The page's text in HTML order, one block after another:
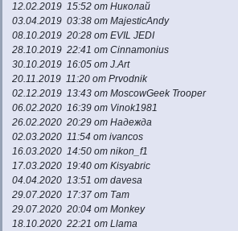
12.02.2019 15:52 от Николай
03.04.2019 03:38 от MajesticAndy
08.10.2019 20:28 от EVIL JEDI
28.10.2019 22:41 от Cinnamonius
30.10.2019 16:05 от J.Art
20.11.2019 11:20 от Prvodnik
02.12.2019 13:43 от MoscowGeek Trooper
06.02.2020 16:39 от Vinok1981
26.02.2020 20:29 от Надежда
02.03.2020 11:54 от ivancos
16.03.2020 14:50 от nikon_f1
17.03.2020 19:40 от Kisyabric
04.04.2020 13:51 от davesa
29.07.2020 17:37 от Тат
29.07.2020 20:04 от Monkey
18.10.2020 22:21 от Llama